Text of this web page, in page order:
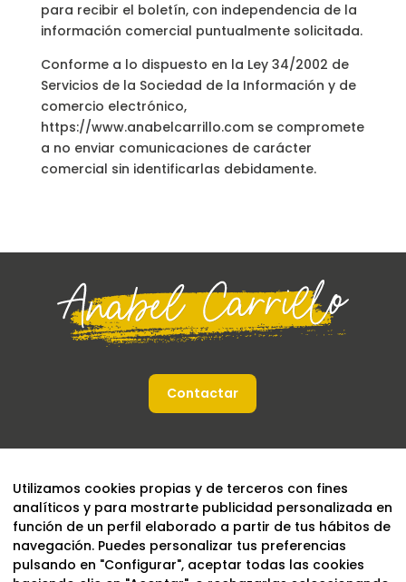
para recibir el boletín, con independencia de la
información comercial puntualmente solicitada.
Conforme a lo dispuesto en la Ley 34/2002 de
Servicios de la Sociedad de la Información y de
comercio electrónico,
https://www.anabelcarrillo.com se compromete
a no enviar comunicaciones de carácter
comercial sin identificarlas debidamente.
Contactar
Utilizamos cookies propias y de terceros con fines
analíticos y para mostrarte publicidad personalizada en
función de un perfil elaborado a partir de tus hábitos de
navegación. Puedes personalizar tus preferencias
pulsando en "Configurar", aceptar todas las cookies